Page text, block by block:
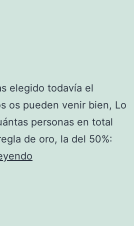
elegido todavía el
os pueden venir bien, Lo
personas en total
de oro, la del 50%: